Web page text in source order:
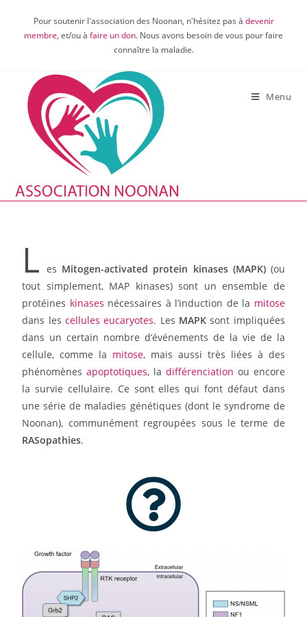
Pour soutenir l'association des Noonan, n'hésitez pas à devenir
membre, et/ou à faire un don. Nous avons besoin de vous pour faire
connaître la maladie.
Menu
L es Mitogen-activated protein kinases (MAPK)(ou
tout simplement, MAP kinases) sont un ensemble de
protéines kinases nécessaires à l’induction de la mitose
dans lescellules eucaryotes. Les MAPKsont impliquées
dans un certain nombre d’événements de la vie de la
cellule, comme la mitose, mais aussi très liées à des
phénomènesapoptotiques, la différenciation ou encore
la survie cellulaire. Ce sont elles qui font défaut dans
une série de maladies génétiques (dont le syndrome de
Noonan), communément regroupées sous le terme de
RASopathies.